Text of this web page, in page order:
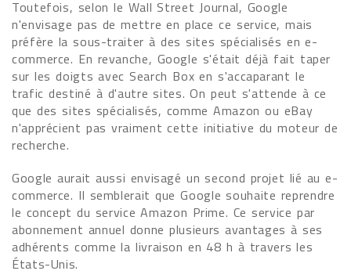
Toutefois, selon le Wall Street Journal, Google
n'envisage pas de mettre en place ce service, mais
préfère la sous-traiter à des sites spécialisés en e-
commerce. En revanche, Google s'était déjà fait taper
sur les doigts avec Search Box en s'accaparant le
trafic destiné à d'autre sites. On peut s'attende à ce
que des sites spécialisés, comme Amazon ou eBay
n'apprécient pas vraiment cette initiative du moteur de
recherche.
Google aurait aussi envisagé un second projet lié au e-
commerce. Il semblerait que Google souhaite reprendre
le concept du service Amazon Prime. Ce service par
abonnement annuel donne plusieurs avantages à ses
adhérents comme la livraison en 48 h à travers les
États-Unis.